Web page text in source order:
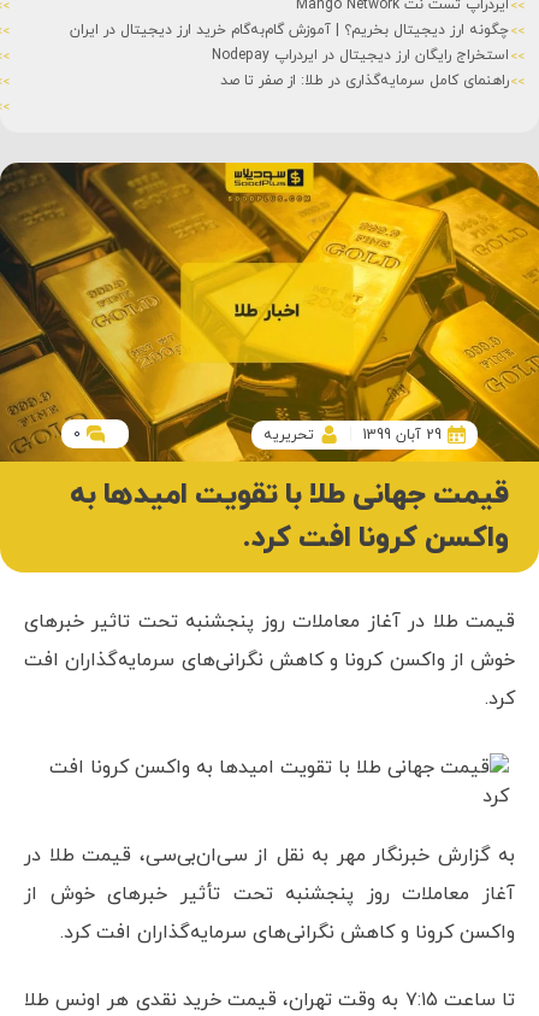
ایردراپ تست نت Mango Network
چگونه ارز دیجیتال بخریم؟ | آموزش گام‌به‌گام خرید ارز دیجیتال در ایران
استخراج رایگان ارز دیجیتال در ایردراپ Nodepay
راهنمای کامل سرمایه‌گذاری در طلا: از صفر تا صد
قیمت جهانی طلا با تقویت امیدها به
واکسن کرونا افت کرد.
29 آبان 1399 تحریریه 0
قیمت طلا در آغاز معاملات روز پنجشنبه تحت تاثیر خبرهای
خوش از واکسن کرونا و کاهش نگرانی‌های سرمایه‌گذاران افت
کرد.
به گزارش خبرنگار مهر به نقل از سی‌ان‌بی‌سی، قیمت طلا در
آغاز معاملات روز پنجشنبه تحت تأثیر خبرهای خوش از
واکسن کرونا و کاهش نگرانی‌های سرمایه‌گذاران افت کرد.
تا ساعت ۷:۱۵ به وقت تهران، قیمت خرید نقدی هر اونس طلا